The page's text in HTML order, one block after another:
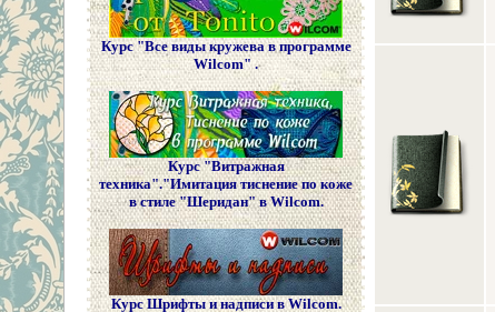
Курс "Все виды кружева в программе
Wilcom" .
Курс "Витражная
техника"."Имитация тиснение по коже
в стиле "Шеридан" в Wilcom.
Курс Шрифты и надписи в Wilcom.